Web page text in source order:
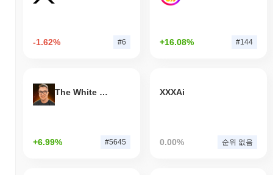
-1.62% #6 +16.08% #144
The White Bull
+6.99% #5645
XXXAi
0.00% 순위 없음